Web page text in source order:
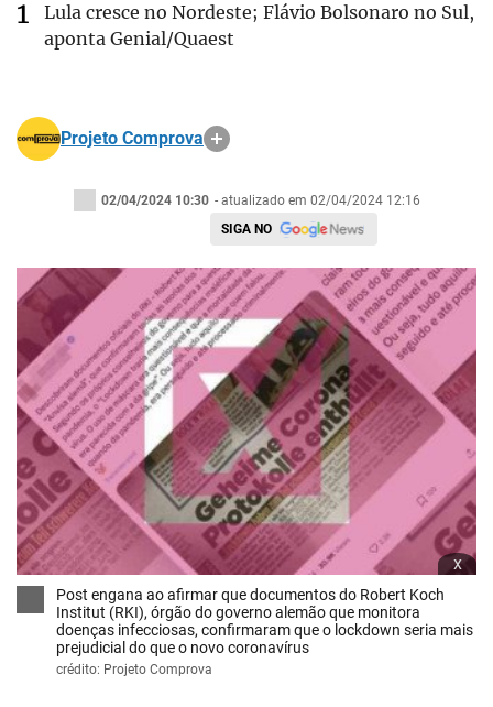
Lula cresce no Nordeste; Flávio Bolsonaro no Sul,
aponta Genial/Quaest
Projeto Comprova
02/04/2024 10:30 - atualizado em 02/04/2024 12:16
SIGA NO
x
Post engana ao afirmar que documentos do Robert Koch
Institut (RKI), órgão do governo alemão que monitora
doenças infecciosas, confirmaram que o lockdown seria mais
prejudicial do que o novo coronavírus
crédito: Projeto Comprova